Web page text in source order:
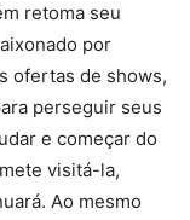
retoma seu
por
ofertas de shows,
perseguir seus
e começar do
visitá-la,
Ao mesmo